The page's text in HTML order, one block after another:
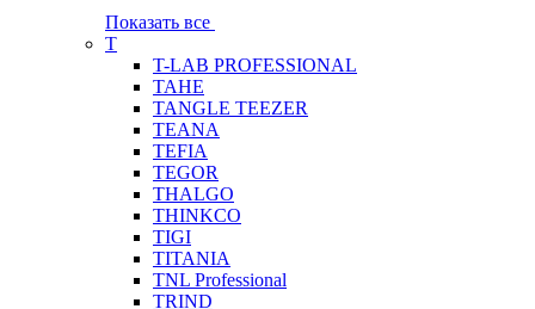
Показать все
T
T-LAB PROFESSIONAL
TAHE
TANGLE TEEZER
TEANA
TEFIA
TEGOR
THALGO
THINKCO
TIGI
TITANIA
TNL Professional
TRIND